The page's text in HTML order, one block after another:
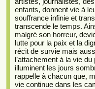
enfants, donnent vie à
souffrance infinie et
transcende le temps.
malgré son horreur,
lutte pour la paix et la
récit de survie mais
l’attachement à la vie
illuminent les jours
rappelle à chacun que,
vie continue dans les